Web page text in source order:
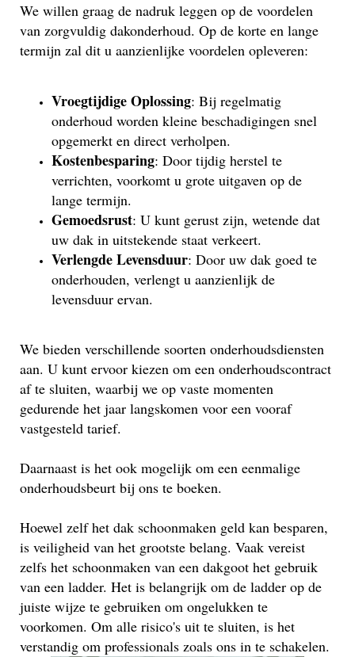
We willen graag de nadruk leggen op de voordelen
van zorgvuldig dakonderhoud. Op de korte en lange
termijn zal dit u aanzienlijke voordelen opleveren:
Vroegtijdige Oplossing: Bij regelmatig
onderhoud worden kleine beschadigingen snel
opgemerkt en direct verholpen.
Kostenbesparing: Door tijdig herstel te
verrichten, voorkomt u grote uitgaven op de
lange termijn.
Gemoedsrust: U kunt gerust zijn, wetende dat
uw dak in uitstekende staat verkeert.
Verlengde Levensduur: Door uw dak goed te
onderhouden, verlengt u aanzienlijk de
levensduur ervan.
We bieden verschillende soorten onderhoudsdiensten
aan. U kunt ervoor kiezen om een onderhoudscontract
af te sluiten, waarbij we op vaste momenten
gedurende het jaar langskomen voor een vooraf
vastgesteld tarief.
Daarnaast is het ook mogelijk om een eenmalige
onderhoudsbeurt bij ons te boeken.
Hoewel zelf het dak schoonmaken geld kan besparen,
is veiligheid van het grootste belang. Vaak vereist
zelfs het schoonmaken van een dakgoot het gebruik
van een ladder. Het is belangrijk om de ladder op de
juiste wijze te gebruiken om ongelukken te
voorkomen. Om alle risico's uit te sluiten, is het
verstandig om professionals zoals ons in te schakelen.